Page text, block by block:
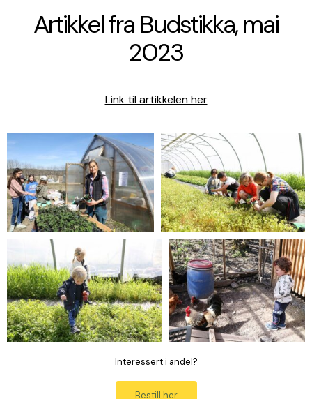
Artikkel fra Budstikka, mai
2023
Link til artikkelen her
Interessert i andel?
Bestill her